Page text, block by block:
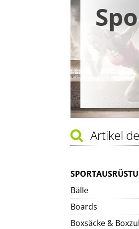
Artikel
Bälle
Boards
Boxsäcke &